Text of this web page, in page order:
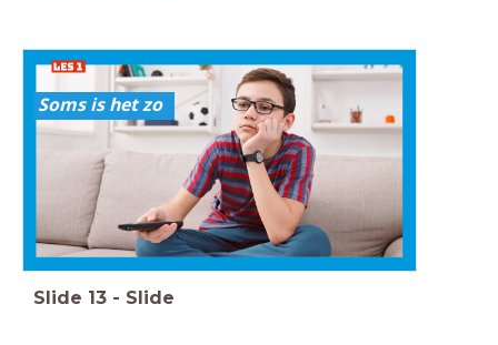
Soms is het zo
Slide 13 - Slide